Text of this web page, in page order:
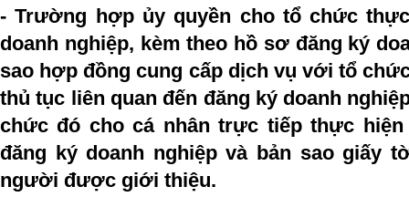
- Trường hợp ủy quyền cho tổ chức
doanh nghiệp, kèm theo hồ sơ đăng ký
sao hợp đồng cung cấp dịch vụ với tổ
thủ tục liên quan đến đăng ký doanh
chức đó cho cá nhân trực tiếp thực
đăng ký doanh nghiệp và bản sao giấy
người được giới thiệu.